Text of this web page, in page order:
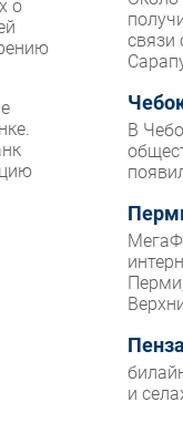
о
связи
В
Пенза
и